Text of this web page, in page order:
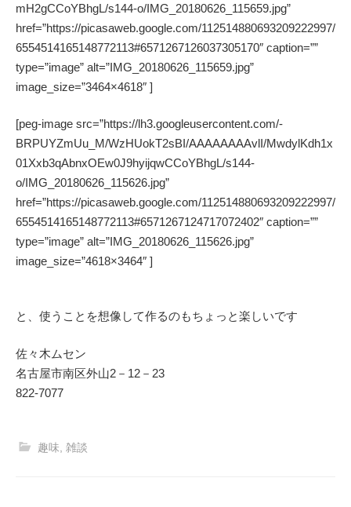
mH2gCCoYBhgL/s144-o/IMG_20180626_115659.jpg”
href=”https://picasaweb.google.com/112514880693209222997/
6554514165148772113#6571267126037305170″ caption=””
type=”image” alt=”IMG_20180626_115659.jpg”
image_size=”3464×4618″ ]
[peg-image src=”https://lh3.googleusercontent.com/-
BRPUYZmUu_M/WzHUokT2sBI/AAAAAAAAvlI/MwdylKdh1x
01Xxb3qAbnxOEw0J9hyijqwCCoYBhgL/s144-
o/IMG_20180626_115626.jpg”
href=”https://picasaweb.google.com/112514880693209222997/
6554514165148772113#6571267124717072402″ caption=””
type=”image” alt=”IMG_20180626_115626.jpg”
image_size=”4618×3464″ ]
と、使うことを想像して作るのもちょっと楽しいです
佐々木ムセン
名古屋市南区外山2－12－23
822-7077
趣味 雑談